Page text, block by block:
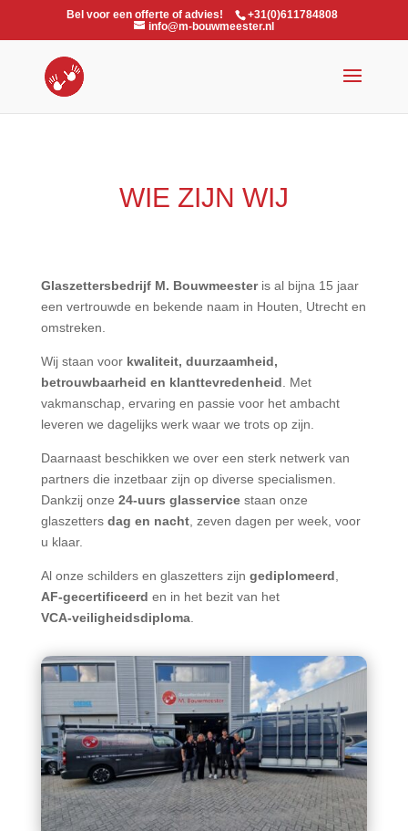
Bel voor een offerte of advies!
+31(0)611784808
info@m-bouwmeester.nl
WIE ZIJN WIJ
Glaszettersbedrijf M. Bouwmeesteris al bijna 15 jaar
een vertrouwde en bekende naam in Houten, Utrecht en
omstreken.
Wij staan voor kwaliteit, duurzaamheid,
betrouwbaarheid en klanttevredenheid . Met
vakmanschap, ervaring en passie voor het ambacht
leveren we dagelijks werk waar we trots op zijn.
Daarnaast beschikken we over een sterk netwerk van
partners die inzetbaar zijn op diverse specialismen.
Dankzij onze 24-uurs glasservicestaan onze
glaszetters dag en nacht, zeven dagen per week, voor
u klaar.
Al onze schilders en glaszetters zijn gediplomeerd
AF‑gecertificeerd en in het bezit van het
VCA‑veiligheidsdiploma.